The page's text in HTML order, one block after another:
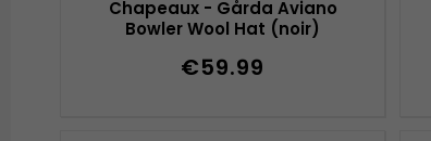
Chapeaux - Gårda Aviano
Bowler Wool Hat (noir)
€59.99